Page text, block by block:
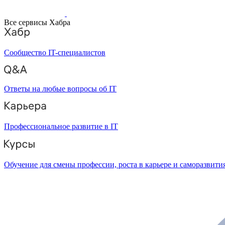
Все сервисы Хабра
Сообщество IT-специалистов
Ответы на любые вопросы об IT
Профессиональное развитие в IT
Обучение для смены профессии, роста в карьере и